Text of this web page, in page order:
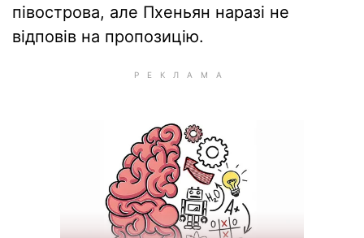
півострова, але Пхеньян наразі не
відповів на пропозицію.